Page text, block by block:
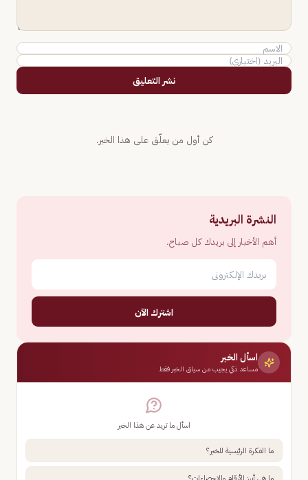
نشر التعليق
كن أول من يعلّق على هذا الخبر.
النشرة البريدية
أهم الأخبار إلى بريدك كل صباح.
اشترك الآن
اسأل الخبر
مساعد ذكي يجيب من سياق الخبر فقط
اسأل ما تريد عن هذا الخبر
ما الفكرة الرئيسية للخبر؟
ما هي أبرز الأرقام والإحصاءات؟